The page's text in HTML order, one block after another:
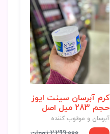
کرم آبرسان سینت ایوز
حجم 283 میل اصل
آبرسان و مرطوب کننده